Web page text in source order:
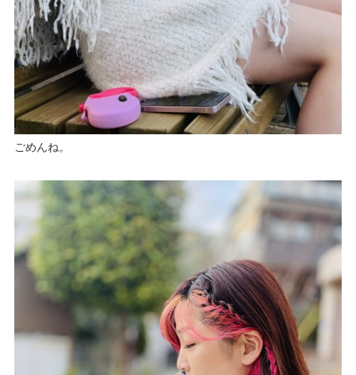
ごめんね。